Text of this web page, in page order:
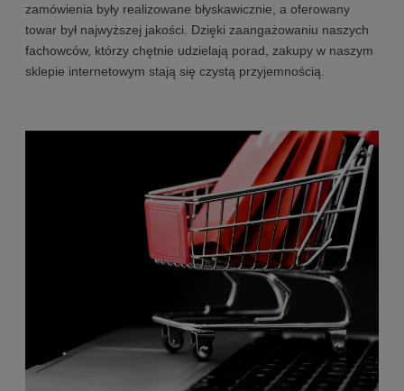
zamówienia były realizowane błyskawicznie, a oferowany
towar był najwyższej jakości. Dzięki zaangażowaniu naszych
fachowców, którzy chętnie udzielają porad, zakupy w naszym
sklepie internetowym stają się czystą przyjemnością.